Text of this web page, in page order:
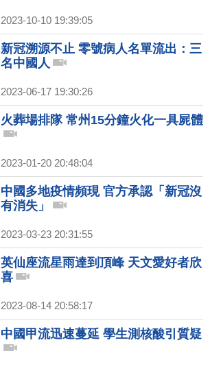
2023-10-10 19:39:05
新冠溯源不止 零號病人名單流出：三
名中國人
2023-06-17 19:30:26
火葬場排隊 常州15分鐘火化一具屍體
2023-01-20 20:48:04
中國多地疫情頻現 官方承認「新冠沒
有消失」
2023-03-23 20:31:55
英仙座流星雨達到頂峰 天文愛好者欣
喜
2023-08-14 20:58:17
中國甲流迅速蔓延 學生測核酸引質疑